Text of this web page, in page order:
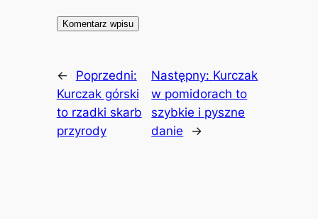
←
Poprzedni:
Kurczak górski
to rzadki skarb
przyrody
Następny: Kurczak
w pomidorach to
szybkie i pyszne
danie
→